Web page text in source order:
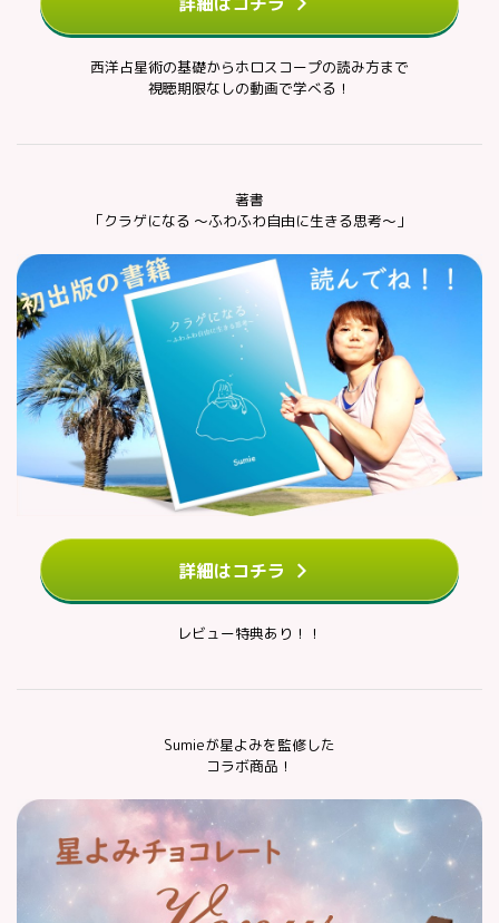
西洋占星術の基礎からホロスコープの読み方まで
視聴期限なしの動画で学べる！
著書
「クラゲになる ～ふわふわ自由に生きる思考～」
詳細はコチラ
レビュー特典あり！！
Sumieが星よみを監修した
コラボ商品！